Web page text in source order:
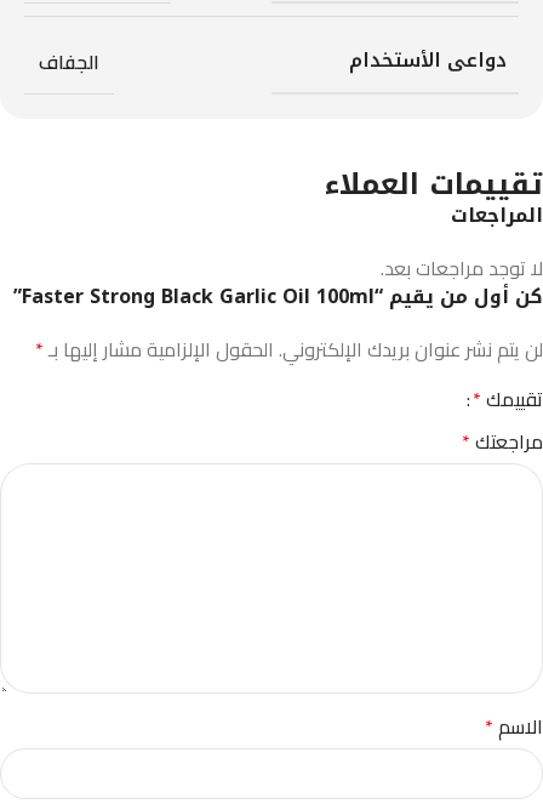
دواعى الأستخدام الجفاف
تقييمات العملاء
المراجعات
لا توجد مراجعات بعد.
كن أول من يقيم “Faster Strong Black Garlic Oil 100ml”
لن يتم نشر عنوان بريدك الإلكتروني. الحقول الإلزامية مشار إليها بـ*
تقييمك*
مراجعتك*
الاسم*